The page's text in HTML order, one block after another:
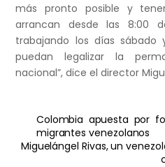
más pronto posible y
arrancan desde las 8:00
trabajando los días
puedan legalizar la
nacional”, dice el director
Colombia apuesta por
migrantes venezolanos
Miguelángel Rivas, un